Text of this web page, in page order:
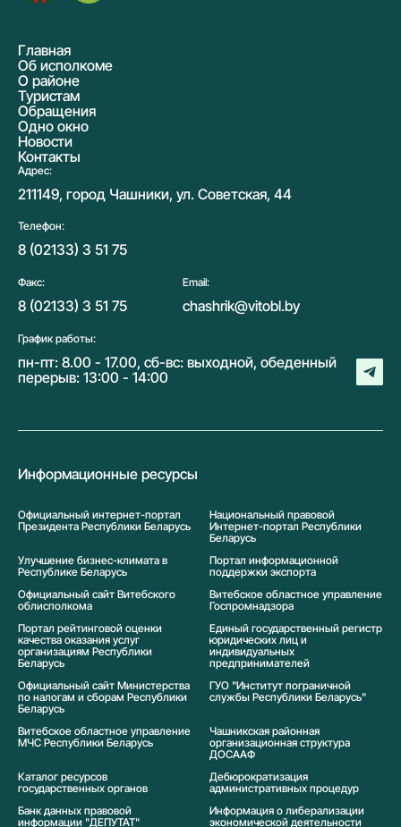
Главная
Об исполкоме
О районе
Туристам
Обращения
Одно окно
Новости
Контакты
Адрес:
211149, город Чашники, ул. Советская, 44
Телефон:
8 (02133) 3 51 75
Факс:
8 (02133) 3 51 75
Email:
chashrik@vitobl.by
График работы:
пн-пт: 8.00 - 17.00, сб-вс: выходной, обеденный
перерыв: 13:00 - 14:00
Информационные ресурсы
Официальный интернет-портал
Президента Республики Беларусь
Национальный правовой
Интернет-портал Республики
Беларусь
Улучшение бизнес-климата в
Республике Беларусь
Портал информационной
поддержки экспорта
Официальный сайт Витебского
облисполкома
Витебское областное управление
Госпромнадзора
Портал рейтинговой оценки
качества оказания услуг
организациям Республики
Беларусь
Единый государственный регистр
юридических лиц и
индивидуальных
предпринимателей
Официальный сайт Министерства
по налогам и сборам Республики
Беларусь
ГУО "Институт пограничной
службы Республики Беларусь"
Витебское областное управление
МЧС Республики Беларусь
Чашникская районная
организационная структура
ДОСААФ
Каталог ресурсов
государственных органов
Дебюрократизация
административных процедур
Банк данных правовой
информации "ДЕПУТАТ"
Информация о либерализации
экономической деятельности